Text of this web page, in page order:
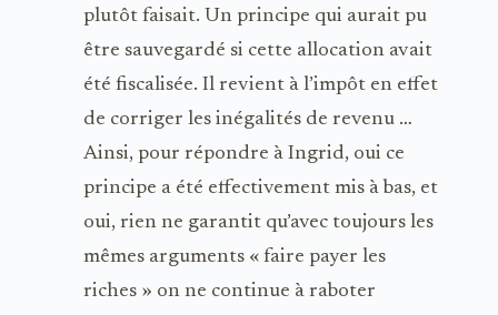
plutôt faisait. Un principe qui aurait pu
être sauvegardé si cette allocation avait
été fiscalisée. Il revient à l’impôt en effet
de corriger les inégalités de revenu …
Ainsi, pour répondre à Ingrid, oui ce
principe a été effectivement mis à bas, et
oui, rien ne garantit qu’avec toujours les
mêmes arguments « faire payer les
riches » on ne continue à raboter